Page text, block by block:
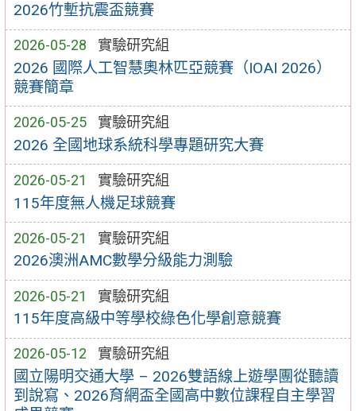
2026竹塹抗震盃競賽
2026-05-28 實驗研究組
2026 國際人工智慧奧林匹亞競賽（IOAI 2026）
競賽簡章
2026-05-25 實驗研究組
2026 全國地球系統科學專題研究大賽
2026-05-21 實驗研究組
115年度無人機足球競賽
2026-05-21 實驗研究組
2026澳洲AMC數學分級能力測驗
2026-05-21 實驗研究組
115年度高級中等學校綠色化學創意競賽
2026-05-12 實驗研究組
國立陽明交通大學 – 2026雙語線上遊學團從聽讀
到說寫、2026育網盃全國高中數位課程自主學習